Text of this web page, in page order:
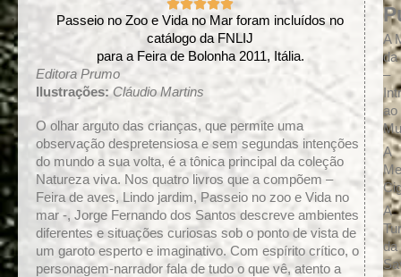
a
r
e
Classificado
como
5
de
5
Passeio no Zoo e Vida no Mar foram incluídos no
catálogo da FNLIJ
para a Feira de Bolonha 2011, Itália.
Editora Prumo
Ilustrações: Cláudio Martins
O olhar arguto das crianças, que permite uma
observação despretensiosa e sem segundas intenções
do mundo a sua volta, é a tônica principal da coleção
Natureza viva. Nos quatro livros que a compõem –
Feira de aves, Lindo jardim, Passeio no zoo e Vida no
mar -, Jorge Fernando dos Santos descreve ambientes
diferentes e situações curiosas sob o ponto de vista de
um garoto esperto e imaginativo. Com espírito crítico, o
personagem-narrador fala de tudo o que vê, atento a
A
da
–
ao
A
A
da